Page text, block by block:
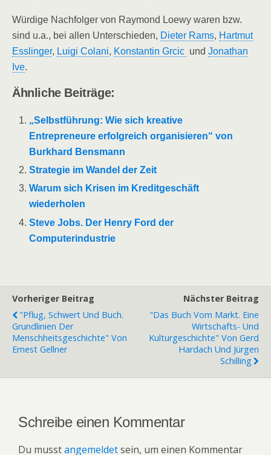
Würdige Nachfolger von Raymond Loewy waren bzw.
sind u.a., bei allen Unterschieden, Dieter Rams, Hartmut
Esslinger, Luigi Colani, Konstantin Grcic und Jonathan
Ive.
Ähnliche Beiträge:
„Selbstführung: Wie sich kreative
Entrepreneure erfolgreich organisieren“ von
Burkhard Bensmann
Strategie im Wandel der Zeit
Warum sich Krisen im Kreditgeschäft
wiederholen
Steve Jobs. Der Henry Ford der
Computerindustrie
Vorheriger Beitrag
"Pflug, Schwert Und Buch.
Grundlinien Der
Menschheitsgeschichte" Von
Ernest Gellner
Nächster Beitrag
"Das Buch Vom Markt. Eine
Wirtschafts- Und
Kulturgeschichte" Von Gerd
Hardach Und Jürgen
Schilling
Schreibe einen Kommentar
Du musstangemeldetsein, um einen Kommentar